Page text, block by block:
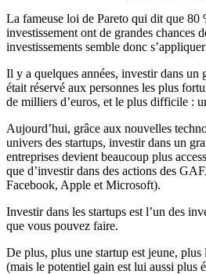
La fameuse loi de Pareto qui dit que 80
investissement ont de grandes chances
investissements semble donc
Il y a quelques années, investir dans un
était réservé aux personnes les plus
de milliers d’euros, et le plus difficile :
Aujourd’hui, grâce aux nouvelles
univers des startups, investir dans un
entreprises devient beaucoup plus
que d’investir dans des actions des
Facebook, Apple et Microsoft).
Investir dans les startups est l’un des
que vous pouvez faire.
De plus, plus une startup est jeune, plus
(mais le potentiel gain est lui aussi plus